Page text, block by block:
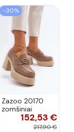
−30%
Zazoo 20170
zomšiniai
bateliai su
kulniukais smėlio
152,53 €
217,90 €